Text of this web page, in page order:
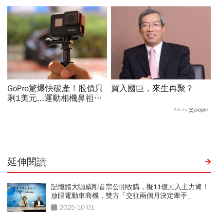
標價：有6成上漲空間
造高防禦資產
GoPro驚爆快破產！股價只
剩1美元...運動相機鼻祖為
買入國巨，來生再聚？
Ads by
延伸閱讀
記憶體大咖威剛首宗公開收購，擬11億元入主力肯！
放眼電動車商機，雙方「交往兩個月決定牽手」
2025-10-01